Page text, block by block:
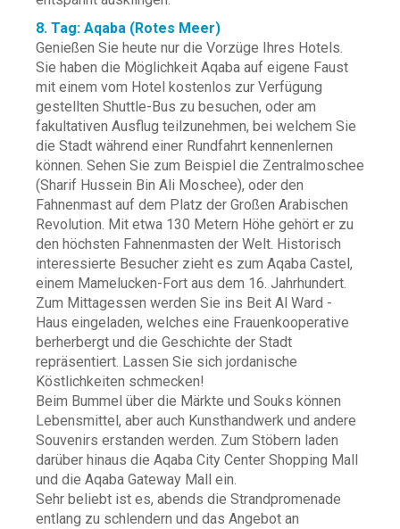
8. Tag: Aqaba (Rotes Meer)
Genießen Sie heute nur die Vorzüge Ihres Hotels.
Sie haben die Möglichkeit Aqaba auf eigene Faust
mit einem vom Hotel kostenlos zur Verfügung
gestellten Shuttle-Bus zu besuchen, oder am
fakultativen Ausflug teilzunehmen, bei welchem Sie
die Stadt während einer Rundfahrt kennenlernen
können. Sehen Sie zum Beispiel die Zentralmoschee
(Sharif Hussein Bin Ali Moschee), oder den
Fahnenmast auf dem Platz der Großen Arabischen
Revolution. Mit etwa 130 Metern Höhe gehört er zu
den höchsten Fahnenmasten der Welt. Historisch
interessierte Besucher zieht es zum Aqaba Castel,
einem Mamelucken-Fort aus dem 16. Jahrhundert.
Zum Mittagessen werden Sie ins Beit Al Ward -
Haus eingeladen, welches eine Frauenkooperative
berherbergt und die Geschichte der Stadt
repräsentiert. Lassen Sie sich jordanische
Köstlichkeiten schmecken!
Beim Bummel über die Märkte und Souks können
Lebensmittel, aber auch Kunsthandwerk und andere
Souvenirs erstanden werden. Zum Stöbern laden
darüber hinaus die Aqaba City Center Shopping Mall
und die Aqaba Gateway Mall ein.
Sehr beliebt ist es, abends die Strandpromenade
entlang zu schlendern und das Angebot an